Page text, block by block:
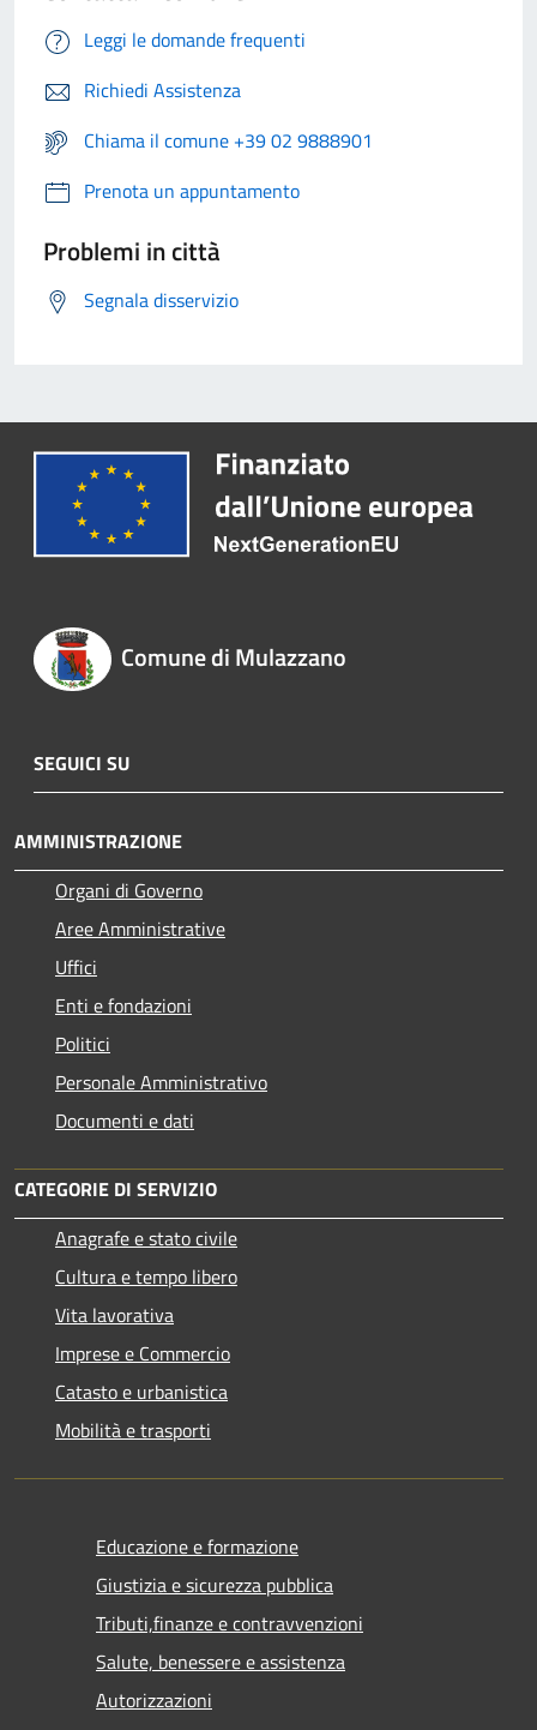
Leggi le domande frequenti
Richiedi Assistenza
Chiama il comune +39 02 9888901
Prenota un appuntamento
Problemi in città
Segnala disservizio
Comune di Mulazzano
SEGUICI SU
AMMINISTRAZIONE
Organi di Governo
Aree Amministrative
Uffici
Enti e fondazioni
Politici
Personale Amministrativo
Documenti e dati
CATEGORIE DI SERVIZIO
Anagrafe e stato civile
Cultura e tempo libero
Vita lavorativa
Imprese e Commercio
Catasto e urbanistica
Mobilità e trasporti
Educazione e formazione
Giustizia e sicurezza pubblica
Tributi,finanze e contravvenzioni
Salute, benessere e assistenza
Autorizzazioni